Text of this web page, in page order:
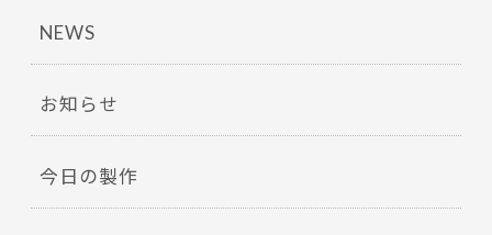
NEWS
お知らせ
今日の製作